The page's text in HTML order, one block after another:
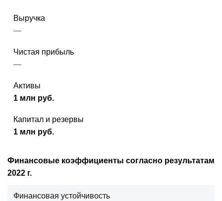
Выручка
—
Чистая прибыль
—
Активы
1 млн руб.
Капитал и резервы
1 млн руб.
Финансовые коэффициенты согласно результатам
2022 г.
Финансовая устойчивость